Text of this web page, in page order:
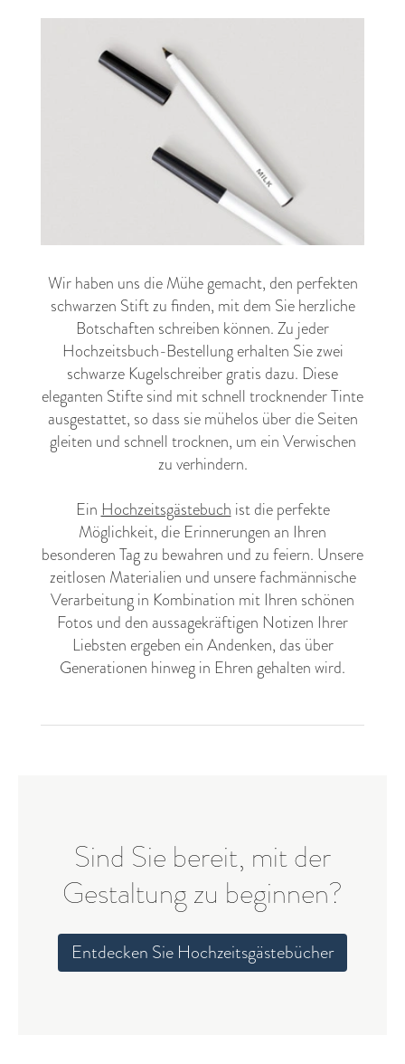
Wir haben uns die Mühe gemacht, den perfekten
schwarzen Stift zu finden, mit dem Sie herzliche
Botschaften schreiben können. Zu jeder
Hochzeitsbuch-Bestellung erhalten Sie zwei
schwarze Kugelschreiber gratis dazu. Diese
eleganten Stifte sind mit schnell trocknender Tinte
ausgestattet, so dass sie mühelos über die Seiten
gleiten und schnell trocknen, um ein Verwischen
zu verhindern.
Ein Hochzeitsgästebuch ist die perfekte
Möglichkeit, die Erinnerungen an Ihren
besonderen Tag zu bewahren und zu feiern. Unsere
zeitlosen Materialien und unsere fachmännische
Verarbeitung in Kombination mit Ihren schönen
Fotos und den aussagekräftigen Notizen Ihrer
Liebsten ergeben ein Andenken, das über
Generationen hinweg in Ehren gehalten wird.
Sind Sie bereit, mit der
Gestaltung zu beginnen?
Entdecken Sie Hochzeitsgästebücher